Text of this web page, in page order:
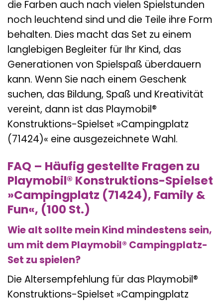
die Farben auch nach vielen Spielstunden
noch leuchtend sind und die Teile ihre Form
behalten. Dies macht das Set zu einem
langlebigen Begleiter für Ihr Kind, das
Generationen von Spielspaß überdauern
kann. Wenn Sie nach einem Geschenk
suchen, das Bildung, Spaß und Kreativität
vereint, dann ist das Playmobil®
Konstruktions-Spielset »Campingplatz
(71424)« eine ausgezeichnete Wahl.
FAQ – Häufig gestellte Fragen zu
Playmobil® Konstruktions-Spielset
»Campingplatz (71424), Family &
Fun«, (100 St.)
Wie alt sollte mein Kind mindestens sein,
um mit dem Playmobil® Campingplatz-
Set zu spielen?
Die Altersempfehlung für das Playmobil®
Konstruktions-Spielset »Campingplatz